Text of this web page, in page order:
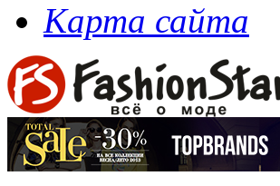
Карта сайта